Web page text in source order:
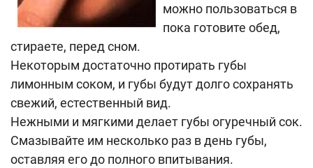
можно пользоваться в
пока готовите обед,
стираете, перед сном.
Некоторым достаточно протирать губы
лимонным соком, и губы будут долго сохранять
свежий, естественный вид.
Нежными и мягкими делает губы огуречный сок.
Смазывайте им несколько раз в день губы,
оставляя его до полного впитывания.